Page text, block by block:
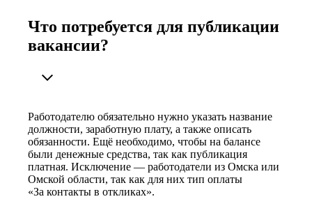
Что потребуется для публикации
вакансии?
Работодателю обязательно нужно указать название
должности, заработную плату, а также описать
обязанности. Ещё необходимо, чтобы на балансе
были денежные средства, так как публикация
платная. Исключение — работодатели из Омска или
Омской области, так как для них тип оплаты
«За контакты в откликах».